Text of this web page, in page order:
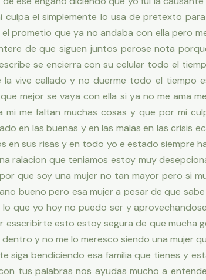
el simplemente lo usa de pretexto
prometio que ya no andaba con ella pero
de que siguen juntos perose nota
se encierra con su celular todo el
la vive callado y no duerme todo el tiempo
mejor se vaya con ella si ya no me ama
me faltan muchas cosas y que por mi
en las buenas y en las malas en las crisis
en sus risas y en todo yo e estado siempre
ralacion que teniamos estoy muy
que soy una mujer no tan mayor pero si
bueno pero esa mujer a pesar de que
que yo hoy no puedo ser y
esscribirte esto estoy segura de que mucha
y no me lo meresco siendo una mujer
siga bendiciendo esa familia que tienes y
tus palabras nos ayudas mucho a